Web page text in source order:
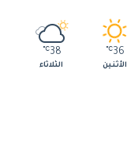
36
℃
الأثنين
38
℃
الثلاثاء